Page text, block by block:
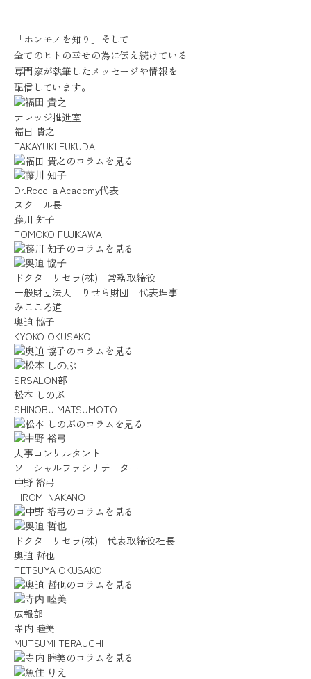
「ホンモノを知り」そして
全てのヒトの幸せの為に伝え続けている
専門家が執筆したメッセージや情報を
配信しています。
ナレッジ推進室
福田 貴之
TAKAYUKI FUKUDA
Dr.Recella Academy代表
スクール長
藤川 知子
TOMOKO FUJIKAWA
ドクターリセラ(株) 常務取締役
一般財団法人 りせら財団 代表理事
みこころ道
奥迫 協子
KYOKO OKUSAKO
SRSALON部
松本 しのぶ
SHINOBU MATSUMOTO
人事コンサルタント
ソーシャルファシリテーター
中野 裕弓
HIROMI NAKANO
ドクターリセラ(株) 代表取締役社長
奥迫 哲也
TETSUYA OKUSAKO
広報部
寺内 睦美
MUTSUMI TERAUCHI